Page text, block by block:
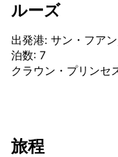
ルーズ
出発港: サン・フア
泊数: 7
クラウン・プリンセ
旅程